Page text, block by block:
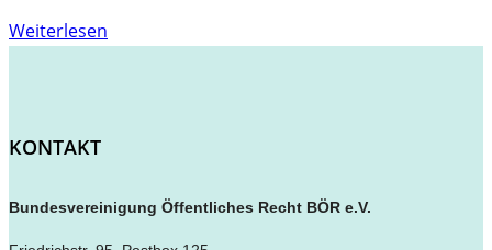
Weiterlesen
KONTAKT
Bundesvereinigung Öffentliches Recht BÖR e.V.